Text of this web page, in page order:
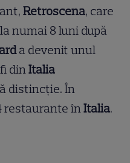
Retroscena, care
la numai 8 luni după
a devenit unul
dinItalia
distincție. În
restaurante înItalia.